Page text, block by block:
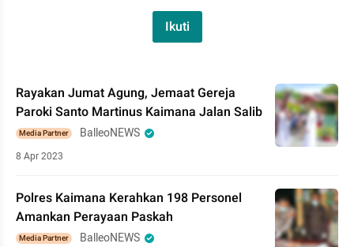
Ikuti
Rayakan Jumat Agung, Jemaat Gereja
Paroki Santo Martinus Kaimana Jalan Salib
Media Partner BalleoNEWS
8 Apr 2023
Polres Kaimana Kerahkan 198 Personel
Amankan Perayaan Paskah
Media Partner BalleoNEWS